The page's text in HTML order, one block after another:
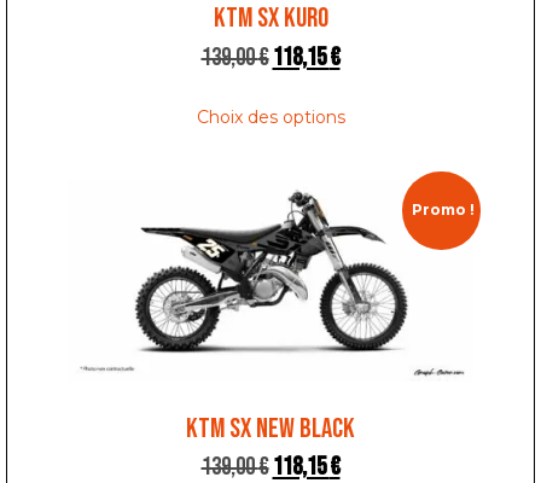
KTM SX KURO
139,00€118,15€
Choix des options
Promo !
KTM SX NEW BLACK
139,00€118,15€